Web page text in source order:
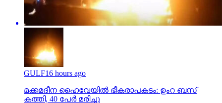
GULF16 hours ago
മക്കമദീന ഹൈവേയില്‍ ഭീകരാപകടം: ഉംറ ബസ്
കത്തി, 40 പേര്‍ മരിച്ചു